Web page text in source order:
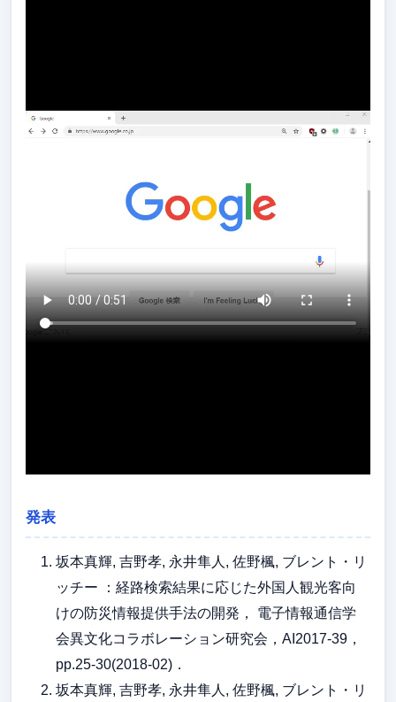
発表
坂本真輝, 吉野孝, 永井隼人, 佐野楓, ブレント・リ
ッチー ：経路検索結果に応じた外国人観光客向
けの防災情報提供手法の開発， 電子情報通信学
会異文化コラボレーション研究会，AI2017-39，
pp.25-30(2018-02)．
坂本真輝, 吉野孝, 永井隼人, 佐野楓, ブレント・リ